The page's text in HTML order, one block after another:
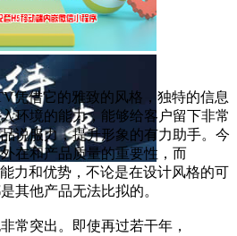
凭借它的雅致的风格，独特的信息
环境的能力，能够给客户留下非常
说服力，提升形象的有力助手。今
在和产品质量的重要性，而
力和优势，不论是在设计风格的可
其他产品无法比拟的。
常突出。即使再过若干年，